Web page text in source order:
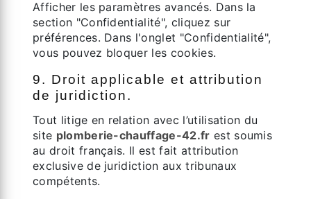
Afficher les paramètres avancés. Dans la
section "Confidentialité", cliquez sur
préférences. Dans l'onglet "Confidentialité",
vous pouvez bloquer les cookies.
9. Droit applicable et attribution
de juridiction.
Tout litige en relation avec l’utilisation du
site plomberie-chauffage-42.fr est soumis
au droit français. Il est fait attribution
exclusive de juridiction aux tribunaux
compétents.